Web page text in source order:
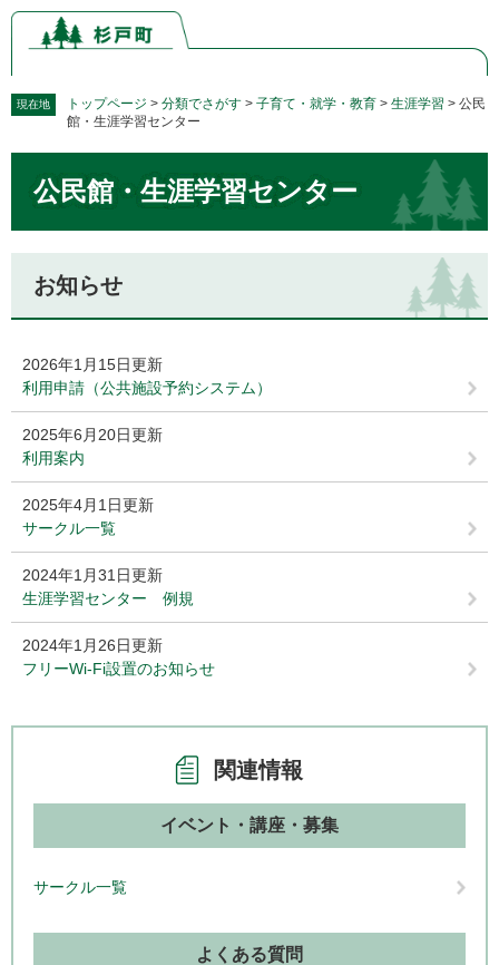
ペ
の
で
メ
ー
ば
現在地 トップページ > 分類でさがす > 子育て・就学・教育 > 生涯学習 > 公民
館・生涯学習センター
公民館・生涯学習センター
お知らせ
2026年1月15日更新
利用申請（公共施設予約システム）
2025年6月20日更新
利用案内
2025年4月1日更新
サークル一覧
2024年1月31日更新
生涯学習センター 例規
2024年1月26日更新
フリーWi-Fi設置のお知らせ
関連情報
イベント・講座・募集
サークル一覧
よくある質問